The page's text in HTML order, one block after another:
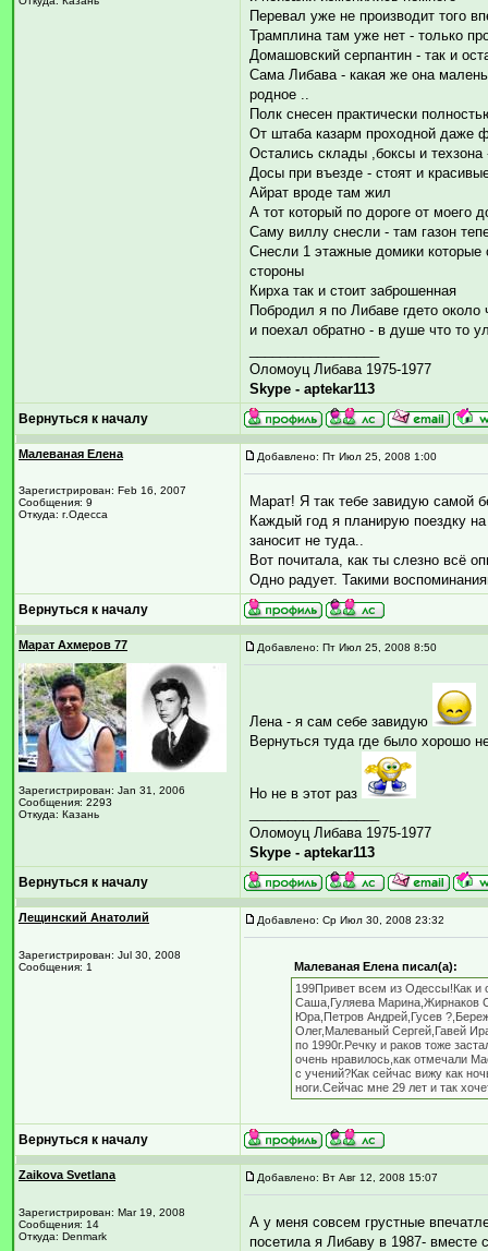
Перевал уже не производит того
Трамплина там уже нет - только
Домашовский серпантин - так и
Сама Либава - какая же она
родное ..
Полк снесен практически
От штаба казарм проходной даже
Остались склады ,боксы и
Досы при въезде - стоят и
Айрат вроде там жил
А тот который по дороге от моего
Саму виллу снесли - там газон
Снесли 1 этажные домики
стороны
Кирха так и стоит заброшенная
Побродил я по Либаве гдето около
и поехал обратно - в душе что то
Оломоуц Либава 1975-1977
Skype - aptekar113
Вернуться к началу
Малеваная Елена
Зарегистрирован: Feb 16, 2007
Сообщения: 9
Откуда: г.Одесса
Добавлено: Пт Июл 25, 2008 1:00
Марат! Я так тебе завидую самой
Каждый год я планирую поездку
заносит не туда..
Вот почитала, как ты слезно всё
Одно радует. Такими
Вернуться к началу
Марат Ахмеров 77
Зарегистрирован: Jan 31, 2006
Сообщения: 2293
Откуда: Казань
Добавлено: Пт Июл 25, 2008 8:50
Лена - я сам себе завидую
Вернуться туда где было хорошо
Но не в этот раз
Оломоуц Либава 1975-1977
Skype - aptekar113
Вернуться к началу
Лещинский Анатолий
Зарегистрирован: Jul 30, 2008
Сообщения: 1
Добавлено: Ср Июл 30, 2008 23:32
Малеваная Елена писал(а):
199Привет всем из Одессы!Как
Саша,Гуляева Марина,Жирнаков
Юра,Петров Андрей,Гусев
Олег,Малеваный Сергей,Гавей
по 1990г.Речку и раков тоже
очень нравилось,как отмечали
с учений?Как сейчас вижу как
ноги.Сейчас мне 29 лет и так
Вернуться к началу
Zaikova Svetlana
Зарегистрирован: Mar 19, 2008
Сообщения: 14
Откуда: Denmark
Добавлено: Вт Авг 12, 2008 15:07
А у меня совсем грустные
посетила я Либаву в 1987-